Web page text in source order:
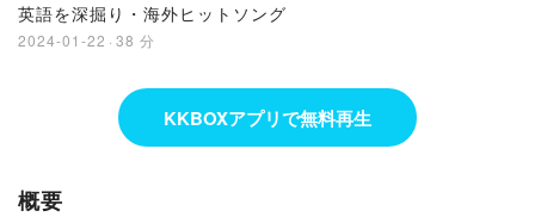
英語を深掘り・海外ヒットソング
2024-01-22 · 38 分
KKBOXアプリで無料再生
概要